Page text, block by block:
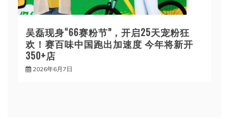
吴磊现身“66赛粉节”，开启25天宠粉狂
欢！赛百味中国跑出加速度 今年将新开
350+店
2026年6月7日